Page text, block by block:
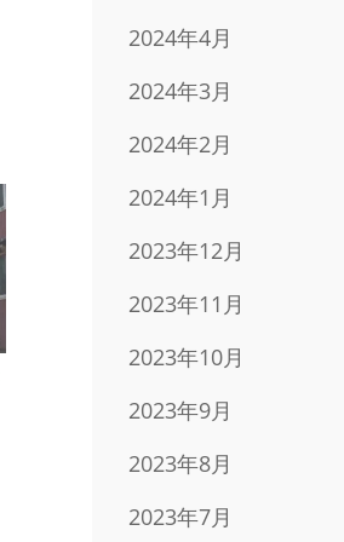
2024年4月
2024年3月
2024年2月
2024年1月
2023年12月
2023年11月
2023年10月
2023年9月
2023年8月
2023年7月